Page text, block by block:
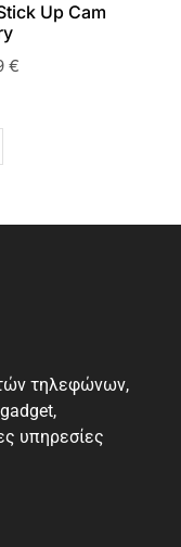
Up Cam
€
τηλεφώνων,
υπηρεσίες